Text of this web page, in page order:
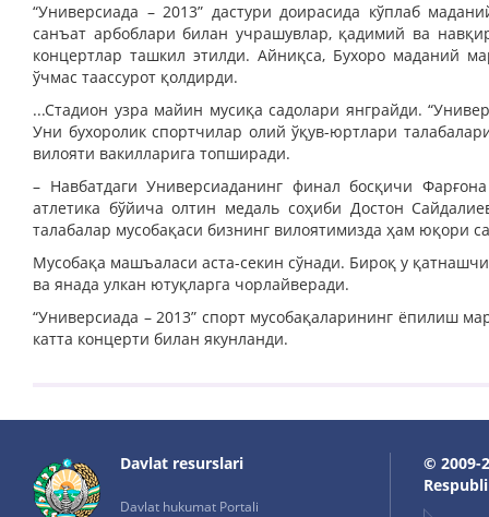
“Универсиада – 2013” дастури доирасида кўплаб
санъат арбоблари билан учрашувлар, қадимий ва
концертлар ташкил этилди. Айниқса, Бухоро маданий
ўчмас таассурот қолдирди.
...Стадион узра майин мусиқа садолари янграйди.
Уни бухоролик спортчилар олий ўқув-юртлари
вилояти вакилларига топширади.
– Навбатдаги Универсиаданинг финал босқичи
атлетика бўйича олтин медаль соҳиби Достон
талабалар мусобақаси бизнинг вилоятимизда ҳам юқори
Мусобақа машъаласи аста-секин сўнади. Бироқ у
ва янада улкан ютуқларга чорлайверади.
“Универсиада – 2013” спорт мусобақаларининг ёпилиш
катта концерти билан якунланди.
Davlat resurslari
Davlat hukumat Portali
© 2009-